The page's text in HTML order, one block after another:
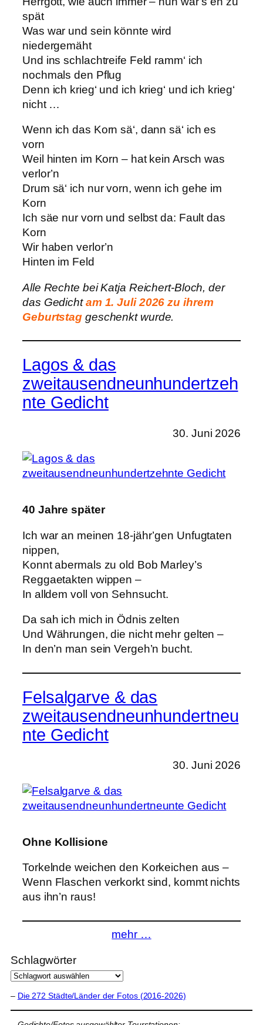
spät
Was war und sein könnte wird
niedergemäht
Und ins schlachtreife Feld ramm‘ ich
nochmals den Pflug
Denn ich krieg‘ und ich krieg‘ und ich krieg‘
nicht …
Wenn ich das Korn sä‘, dann sä‘ ich es
vorn
Weil hinten im Korn – hat kein Arsch was
verlor’n
Drum sä‘ ich nur vorn, wenn ich gehe im
Korn
Ich säe nur vorn und selbst da: Fault das
Korn
Wir haben verlor’n
Hinten im Feld
Alle Rechte bei Katja Reichert-Bloch, der
das Gedichtam 1. Juli 2026 zu ihrem
Geburtstag geschenkt wurde.
Lagos & das
zweitausendneunhundertzeh
nte Gedicht
30. Juni 2026
40 Jahre später
Ich war an meinen 18-jähr’gen Unfugtaten
nippen,
Konnt abermals zu old Bob Marley’s
Reggaetakten wippen –
In alldem voll von Sehnsucht.
Da sah ich mich in Ödnis zelten
Und Währungen, die nicht mehr gelten –
In den’n man sein Vergeh’n bucht.
Felsalgarve & das
zweitausendneunhundertneu
nte Gedicht
30. Juni 2026
Ohne Kollisione
Torkelnde weichen den Korkeichen aus –
Wenn Flaschen verkorkt sind, kommt nichts
aus ihn’n raus!
mehr …
Schlagwörter
– Die 272 Städte/Länder der Fotos (2016-2026)